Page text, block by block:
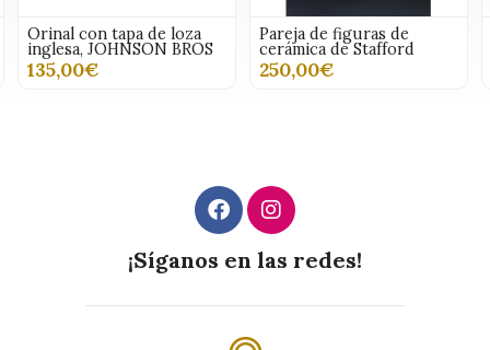
Orinal con tapa de loza
inglesa, JOHNSON BROS
135,00€
Pareja de figuras de
cerámica de Stafford
250,00€
¡Síganos en las redes!